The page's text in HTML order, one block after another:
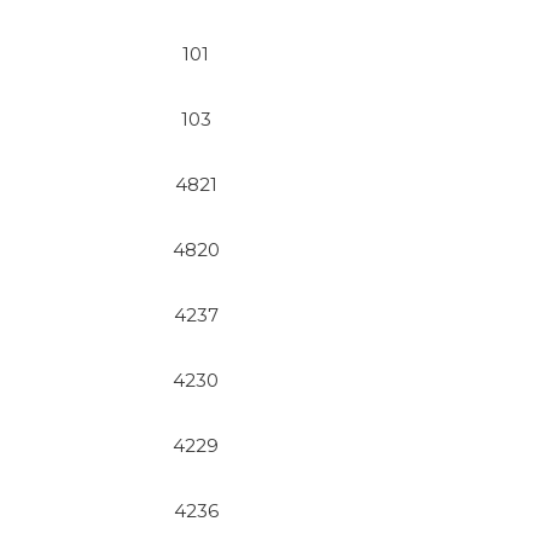
101
103
4821
4820
4237
4230
4229
4236